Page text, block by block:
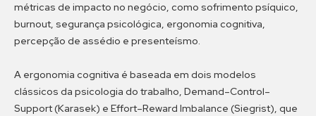
métricas de impacto no negócio, como sofrimento psíquico,
burnout, segurança psicológica, ergonomia cognitiva,
percepção de assédio e presenteísmo.
A ergonomia cognitiva é baseada em dois modelos
clássicos da psicologia do trabalho, Demand–Control–
Support (Karasek) e Effort–Reward Imbalance (Siegrist), que